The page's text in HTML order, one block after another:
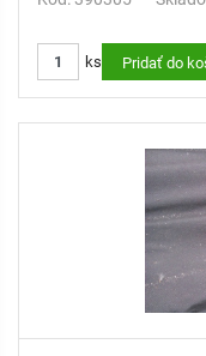
ks Pridať do